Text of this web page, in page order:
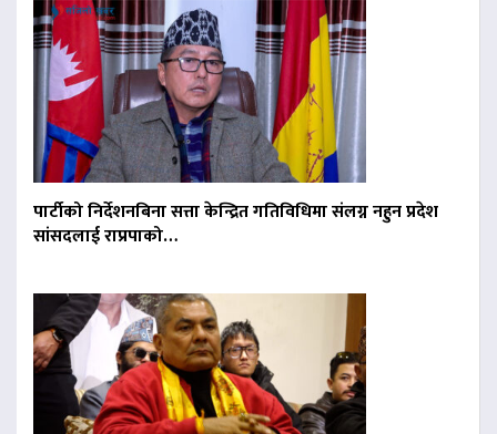
पार्टीको निर्देशनबिना सत्ता केन्द्रित गतिविधिमा संलग्न नहुन प्रदेश
सांसदलाई राप्रपाको…